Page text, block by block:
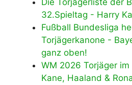
Die Torjägerliste der
32.Spieltag - Harry
Fußball Bundesliga
Torjägerkanone -
ganz oben!
WM 2026 Torjäger
Kane, Haaland &